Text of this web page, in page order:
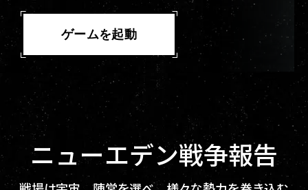
ゲームを起動
ニューエデン戦争報告